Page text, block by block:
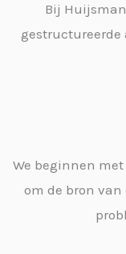
Bij
gestructureerde
We beginnen
om de bron